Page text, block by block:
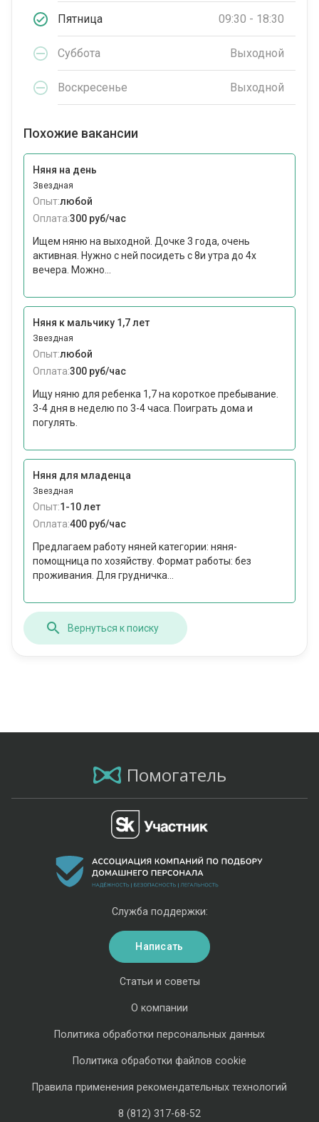
Пятница 09:30 - 18:30
Суббота Выходной
Воскресенье Выходной
Похожие вакансии
Няня на день
Звездная
Опыт:любой
Оплата:300 руб/час
Ищем няню на выходной. Дочке 3 года, очень
активная. Нужно с ней посидеть с 8и утра до 4х
вечера. Можно...
Няня к мальчику 1,7 лет
Звездная
Опыт:любой
Оплата:300 руб/час
Ищу няню для ребенка 1,7 на короткое пребывание.
3-4 дня в неделю по 3-4 часа. Поиграть дома и
погулять.
Няня для младенца
Звездная
Опыт:1-10 лет
Оплата:400 руб/час
Предлагаем работу няней категории: няня-
помощница по хозяйству. Формат работы: без
проживания. Для грудничка...
Вернуться к поиску
Помогатель
Статьи и советы
О компании
Политика обработки персональных данных
Политика обработки файлов cookie
Правила применения рекомендательных технологий
8 (812) 317-68-52
Служба поддержки:
Написать